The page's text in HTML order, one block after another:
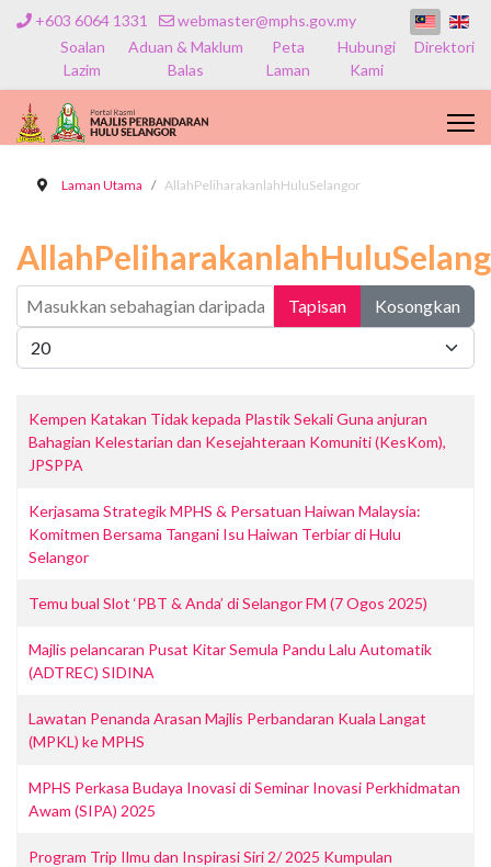
+603 6064 1331
webmaster@mphs.gov.my
Soalan
Lazim
Aduan & Maklum
Balas
Peta
Laman
Hubungi
Kami
Direktori
Laman Utama AllahPeliharakanlahHuluSelangor
Tapisan Kosongkan
Papar #
Kempen Katakan Tidak kepada Plastik Sekali Guna anjuran
Bahagian Kelestarian dan Kesejahteraan Komuniti (KesKom),
JPSPPA
Kerjasama Strategik MPHS & Persatuan Haiwan Malaysia:
Komitmen Bersama Tangani Isu Haiwan Terbiar di Hulu
Selangor
Temu bual Slot ‘PBT & Anda’ di Selangor FM (7 Ogos 2025)
Majlis pelancaran Pusat Kitar Semula Pandu Lalu Automatik
(ADTREC) SIDINA
Lawatan Penanda Arasan Majlis Perbandaran Kuala Langat
(MPKL) ke MPHS
MPHS Perkasa Budaya Inovasi di Seminar Inovasi Perkhidmatan
Awam (SIPA) 2025
Program Trip Ilmu dan Inspirasi Siri 2/ 2025 Kumpulan